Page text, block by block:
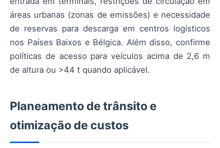
áreas urbanas (zonas de emissões) e necessidade
de reservas para descarga em centros logísticos
nos Países Baixos e Bélgica. Além disso, confirme
políticas de acesso para veículos acima de 2,6 m
de altura ou >44 t quando aplicável.
Planeamento de trânsito e
otimização de custos